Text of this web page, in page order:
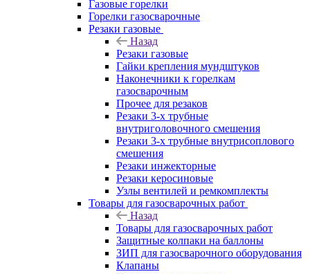
Газовые горелки
Горелки газосварочные
Резаки газовые
Назад
Резаки газовые
Гайки крепления мундштуков
Наконечники к горелкам
газосварочным
Прочее для резаков
Резаки 3-х трубные
внутриголовочного смешения
Резаки 3-х трубные внутрисоплового
смешения
Резаки инжекторные
Резаки керосиновые
Узлы вентилей и ремкомплекты
Товары для газосварочных работ
Назад
Товары для газосварочных работ
Защитные колпаки на баллоны
ЗИП для газосварочного оборудования
Клапаны